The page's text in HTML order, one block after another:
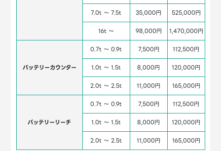
7.0t ～ 7.5t 35,000円 525,000円
16t ～ 98,000円 1,470,000円
バッテリーカウンター
0.7t ～ 0.9t 7,500円 112,500円
1.0t ～ 1.5t 8,000円 120,000円
2.0t ～ 2.5t 11,000円 165,000円
バッテリーリーチ
0.7t ～ 0.9t 7,500円 112,500円
1.0t ～ 1.5t 8,000円 120,000円
2.0t ～ 2.5t 11,000円 165,000円